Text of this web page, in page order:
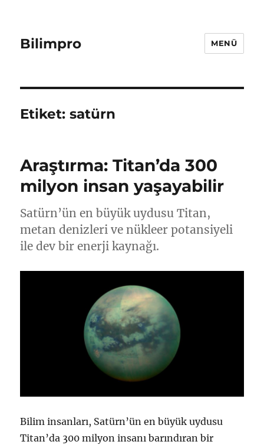
Bilimpro MENÜ
Etiket:satürn
Araştırma: Titan’da 300
milyon insan yaşayabilir
Satürn’ün en büyük uydusu Titan,
metan denizleri ve nükleer potansiyeli
ile dev bir enerji kaynağı.
Bilim insanları, Satürn’ün en büyük uydusu
Titan’da 300 milyon insanı barındıran bir